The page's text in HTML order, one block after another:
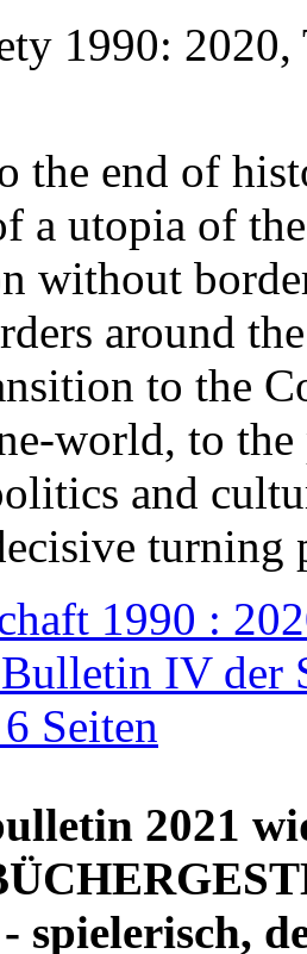
1990: 2020,
the end of
a utopia of
without
around
to the
world, to the
and
turning
1990 :
IV der
Seiten
2021
spielerisch,